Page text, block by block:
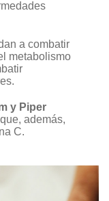
a combatir
metabolismo
y Piper
además,
C.